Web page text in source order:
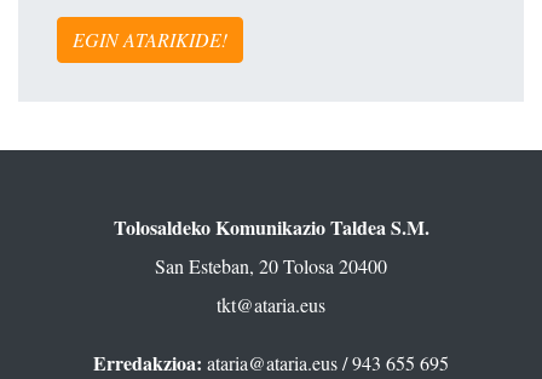
EGIN ATARIKIDE!
Tolosaldeko Komunikazio Taldea S.M.
San Esteban, 20 Tolosa 20400
tkt@ataria.eus
Erredakzioa: ataria@ataria.eus/ 943 655 695